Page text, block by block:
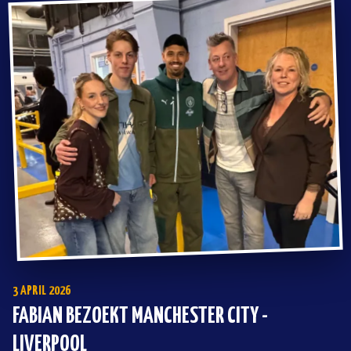
naar hem terug!) en is op de foto gegaan met een paar spelers.
Hij is zelfs op TV geweest en werd door heel veel mensen uit z'n
omgeving herkend. Het hoogtepunt was dat hij met zijn
allergrootste held Joey Veerman op de foto is gegaan, die kwam
speciaal voor Raf nog terug!
3 APRIL 2026
FABIAN BEZOEKT MANCHESTER CITY -
LIVERPOOL